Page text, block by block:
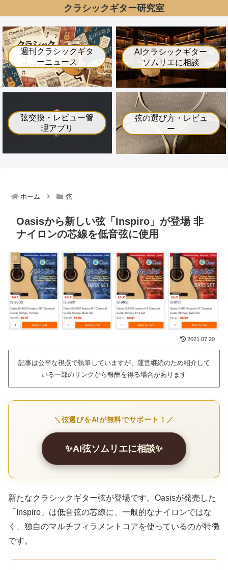
クラシックギター研究室
週刊クラシックギタ
ーニュース
AIクラシックギター
ソムリエに相談
弦交換・レビュー管
理アプリ
弦の選び方・レビュ
ー
ホーム 弦
Oasisから新しい弦「Inspiro」が登場 非
ナイロンの芯線を低音弦に使用
弦
2021.07.20
記事は公平な視点で執筆していますが、運営継続のため紹介して
いる一部のリンクから報酬を得る場合があります
＼弦選びをAIが無料でサポート！／
✨AI弦ソムリエに相談✨
新たなクラシックギター弦が登場です。Oasisが発売した
「Inspiro」は低音弦の芯線に、一般的なナイロンではな
く、独自のマルチフィラメントコアを使っているのが特徴
です。